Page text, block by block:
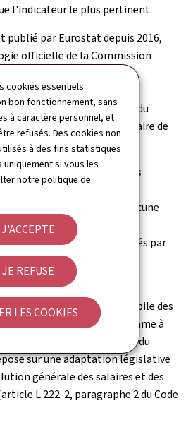
cookies essentiels
bon fonctionnement, sans
à caractère personnel, et
refusés. Des cookies non
à des fins statistiques
si vous les
notrepolitique de
J'ACCEPTE
JE REFUSE
LES COOKIES
l'indicateur le plus pertinent.
publié par Eurostat depuis 2016,
officielle de la Commission
aux salaires de base, à
gratifications et primes
cohérent avec la définition du
constitue lui-même un salaire de
informations relayées
appliquée par l'IGSS est
ans et n'a fait l'objet d'aucune
utilisées par le
des chiffres officiels publiés par
à partir de données
via l'échelle mobile des
social minimum tout comme à
parallèle, la revalorisation du
sur une adaptation législative
générale des salaires et des
L.222-2, paragraphe 2 du Code